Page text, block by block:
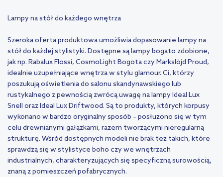
Lampy na stół do każdego wnętrza
Szeroka oferta produktowa umożliwia dopasowanie lampy na
stół do każdej stylistyki. Dostępne są lampy bogato zdobione,
jak np. Rabalux Flossi, CosmoLight Bogota czy Markslöjd Proud,
idealnie uzupełniające wnętrza w stylu glamour. Ci, którzy
poszukują oświetlenia do salonu skandynawskiego lub
rustykalnego z pewnością zwrócą uwagę na lampy Ideal Lux
Snell oraz Ideal Lux Driftwood. Są to produkty, których korpusy
wykonano w bardzo oryginalny sposób – posłużono się w tym
celu drewnianymi gałązkami, razem tworzącymi nieregularną
strukturę. Wśród dostępnych modeli nie brak też takich, które
sprawdzą się w stylistyce boho czy we wnętrzach
industrialnych, charakteryzujących się specyficzną surowością,
znaną z pomieszczeń pofabrycznych.